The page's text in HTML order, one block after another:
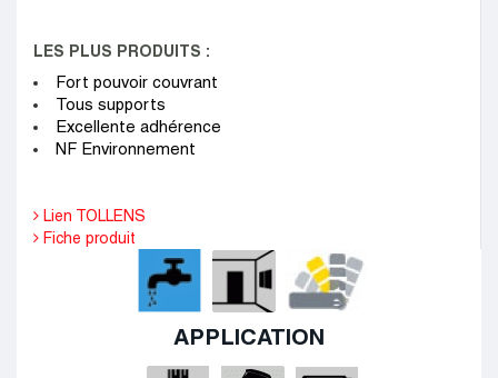
LES PLUS PRODUITS :
Fort pouvoir couvrant
Tous supports
Excellente adhérence
NF Environnement
Lien TOLLENS
Fiche produit
APPLICATION